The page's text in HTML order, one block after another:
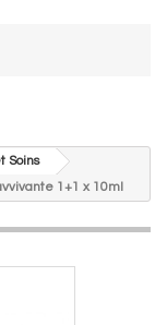
Soins
1+1 x 10ml